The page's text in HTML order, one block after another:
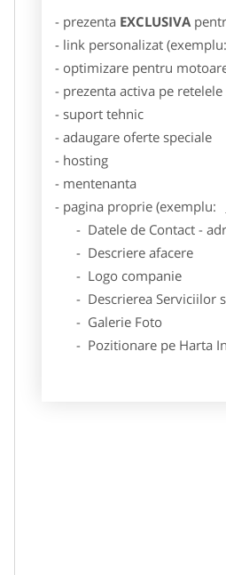
- prezenta EXCLUSIVA
- link personalizat
- optimizare pentru
- prezenta activa pe
- suport tehnic
- adaugare oferte speciale
- hosting
- mentenanta
- pagina proprie (exemplu:
- Datele de Contact -
- Descriere afacere
- Logo companie
- Descrierea Serviciilor
- Galerie Foto
- Pozitionare pe Harta